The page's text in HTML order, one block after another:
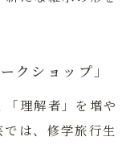
クショップ」
理解者」を増や
は、修学旅行生